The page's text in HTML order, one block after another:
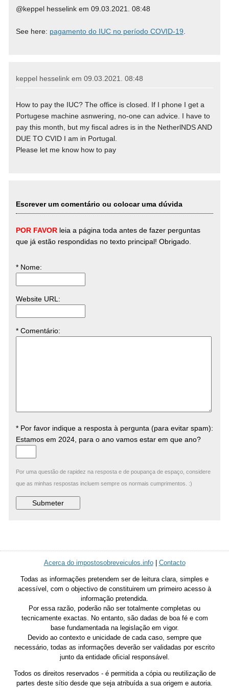
@keppel hesselink em 09.03.2021. 08:48
See here: pagamento do IUC no período COVID-19
keppel hesselink em 09.03.2021. 08:48
How to pay the IUC? The office is closed. If I phone I get a
Portugese machine asnwering, no-one can advice. I have to
pay this month, but my fiscal adres is in the NetherlNDS AND
DUE TO CVID I am in Portugal.
Please let me know how to pay
Escrever um comentário ou colocar uma dúvida
POR FAVORleia a página toda antes de fazer perguntas
que já estão respondidas no texto principal! Obrigado.
* Nome:
Website URL :
* Comentário:
* Por favor indique a resposta à pergunta (para evitar spam):
Estamos em 2024, para o ano vamos estar em que ano?
Por uma questão de rapidez na resposta e de poupança de espaço, considere
que as minhas respostas incluem sempre os normais cumprimentos. :)
Acerca do impostosobreveiculos.info| Contacto
Todas as informações pretendem ser de leitura clara, simples e
acessível, com o objectivo de constituirem um primeiro acesso à
informação pretendida.
Por essa razão, poderão não ser totalmente completas ou
tecnicamente exactas. No entanto, são dadas de boa fé e com
base fundamentada na legislação em vigor.
Devido ao contexto e unicidade de cada caso, sempre que
necessário, todas as informações deverão ser validadas por escrito
junto da entidade oficial responsável.
Todos os direitos reservados - é permitida a cópia ou reutilização de
partes deste sítio desde que seja atribuída a sua origem e autoria.